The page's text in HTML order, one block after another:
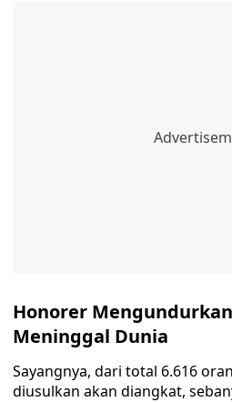
Honorer
Meninggal Dunia
Sayangnya, dari total 6.616
diusulkan akan diangkat,